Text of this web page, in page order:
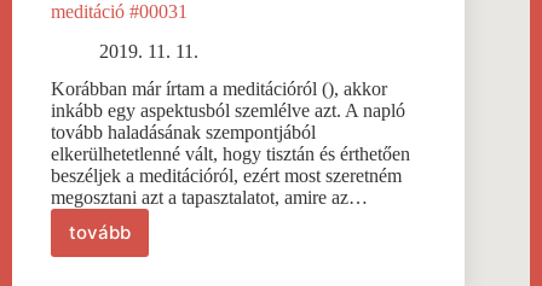
meditáció #00031
2019. 11. 11.
Korábban már írtam a meditációról (), akkor
inkább egy aspektusból szemlélve azt. A napló
tovább haladásának szempontjából
elkerülhetetlenné vált, hogy tisztán és érthetően
beszéljek a meditációról, ezért most szeretném
megosztani azt a tapasztalatot, amire az…
továbbmeditáció